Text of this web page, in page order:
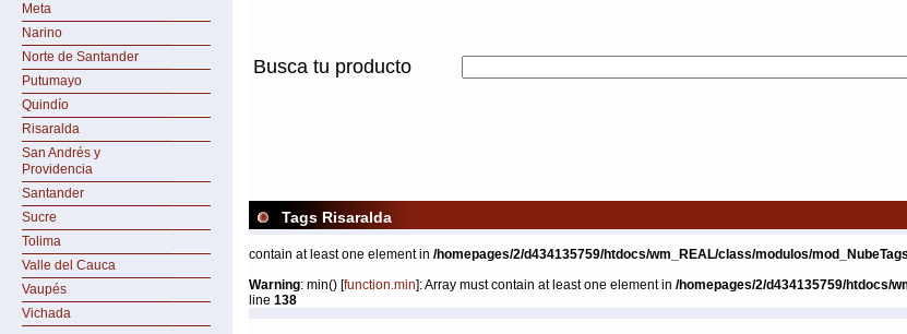
Meta
Narino
Norte de Santander
Putumayo
Quindío
Risaralda
San Andrés y
Providencia
Santander
Sucre
Tolima
Valle del Cauca
Vaupés
Vichada
Busca tu producto
Tags Risaralda
contain at least one element in /homepages/2/d434135759/htdocs/wm_REAL/class/modulos/
Warning: min() [function.min]: Array must contain at least one element in /homepages/2/d434135759/htdocs/
line 138